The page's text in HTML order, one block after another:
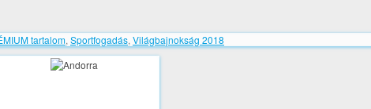
tartalom, Sportfogadás, Világbajnokság 2018